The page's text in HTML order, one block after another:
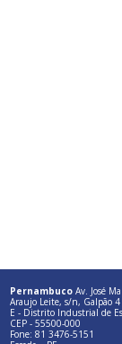
Pernambuco Av. José
Araujo Leite, s/n, Galpão 4
E - Distrito Industrial de
CEP - 55500-000
Fone: 81 3476-5151